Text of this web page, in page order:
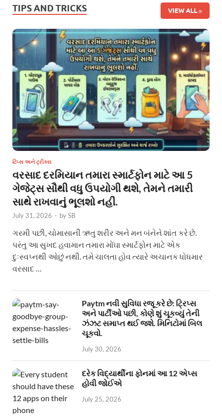
TIPS AND TRICKS VIEW ALL
ટિપ્સ અને ટ્રીક્સ
વરસાદ દરમિયાન તમારા સ્માર્ટફોન માટે આ 5
ગેજેટ્સ સૌથી વધુ ઉપયોગી થશે, તેમને તમારી
સાથે રાખવાનું ભૂલશો નહીં.
July 31, 2026 - bySB
ગરમી પછી, ચોમાસાની ઋતુ શરીર અને મન બંનેને શાંત કરે છે.
પરંતુ આ સુખદ હવામાન તમારા મોંઘા સ્માર્ટફોન માટે એક
દુઃસ્વપ્નથી ઓછું નથી. તમે ચાલતા હોવ ત્યારે અચાનક ધોધમાર
વરસાદ …
Paytm નવી સુવિધા રજૂ કરે છે: ટ્રિપ્સ
અને પાર્ટીઓ પછી, કોણે શું ચૂકવ્યું તેની
ઝંઝટ સમાપ્ત થઈ જશે. મિનિટોમાં બિલ
ચૂકવો.
July 30, 2026
દરેક વિદ્યાર્થીના ફોનમાં આ 12 એપ્સ
હોવી જોઈએ
July 25, 2026